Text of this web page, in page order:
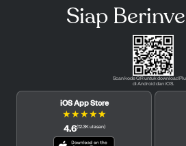
Siap
Scan kode QR untuk download
di Android dan iOS.
iOS App Store
★★★★★
4.6(12.3Kulasan)